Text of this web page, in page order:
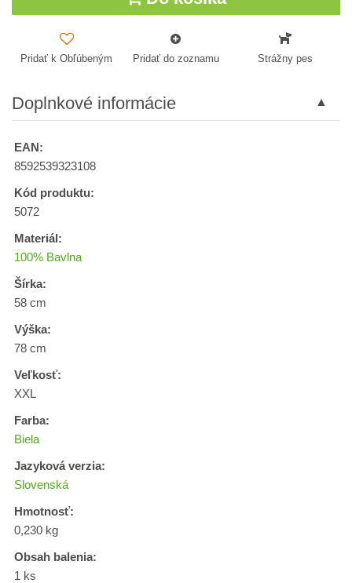
Pridať k Obľúbeným Pridať do zoznamu Strážny pes
Doplnkové informácie
EAN:
8592539323108
Kód produktu:
5072
Materiál:
100% Bavlna
Šírka:
58 cm
Výška:
78 cm
Veľkosť:
XXL
Farba:
Biela
Jazyková verzia:
Slovenská
Hmotnosť:
0,230 kg
Obsah balenia:
1 ks